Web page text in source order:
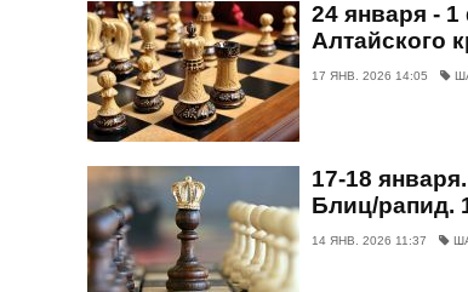
24 января -
Алтайского
17 ЯНВ. 2026 14:05
17-18
Блиц/рапид.
14 ЯНВ. 2026 11:37